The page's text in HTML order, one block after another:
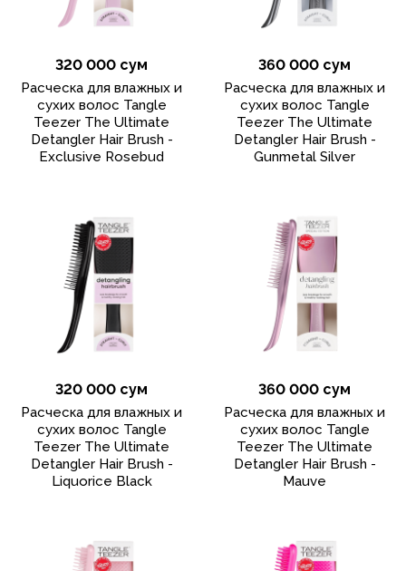
320 000 сум
Расческа для влажных и
сухих волос Tangle
Teezer The Ultimate
Detangler Hair Brush -
Exclusive Rosebud
360 000 сум
Расческа для влажных и
сухих волос Tangle
Teezer The Ultimate
Detangler Hair Brush -
Gunmetal Silver
320 000 сум
Расческа для влажных и
сухих волос Tangle
Teezer The Ultimate
Detangler Hair Brush -
Liquorice Black
360 000 сум
Расческа для влажных и
сухих волос Tangle
Teezer The Ultimate
Detangler Hair Brush -
Mauve